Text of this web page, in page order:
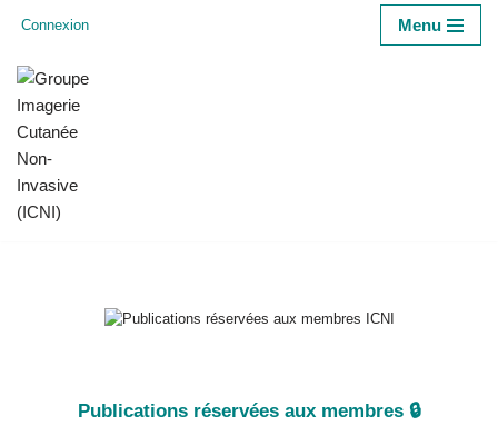
au
contenu
Connexion Menu
Publications réservées aux membres 🔒